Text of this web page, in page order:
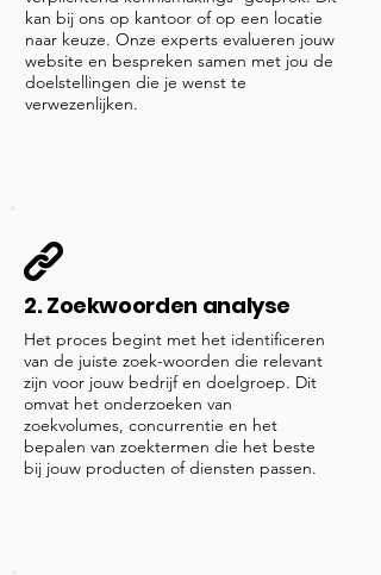
kan bij ons op kantoor of op een locatie
naar keuze. Onze experts evalueren jouw
website en bespreken samen met jou de
doelstellingen die je wenst te
verwezenlijken.
2. Zoekwoorden analyse
Het proces begint met het identificeren
van de juiste zoek-woorden die relevant
zijn voor jouw bedrijf en doelgroep. Dit
omvat het onderzoeken van
zoekvolumes, concurrentie en het
bepalen van zoektermen die het beste
bij jouw producten of diensten passen.